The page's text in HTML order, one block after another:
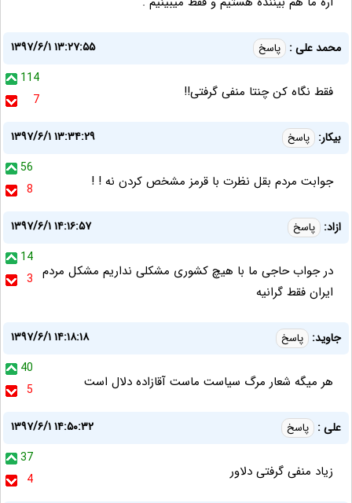
محمد علی : پاسخ
۱۳۹۷/۶/۱ ۱۳:۲۷:۵۵
114
7
فقط نگاه کن چنتا منفی گرفتی!!
بیکار: پاسخ
۱۳۹۷/۶/۱ ۱۳:۳۴:۲۹
56
8
جوابت مردم بقل نظرت با قرمز مشخص کردن نه ! !
ازاد: پاسخ
۱۳۹۷/۶/۱ ۱۴:۱۶:۵۷
14
3 در جواب حاجی ما با هیچ کشوری مشکلی نداریم مشکل مردم
ایران فقط گرانیه
جاوید: پاسخ
۱۳۹۷/۶/۱ ۱۴:۱۸:۱۸
40
5
هر میگه شعار مرگ سیاست ماست آقازاده دلال است
علی : پاسخ
۱۳۹۷/۶/۱ ۱۴:۵۰:۳۲
37
4
زیاد منفی گرفتی دلاور